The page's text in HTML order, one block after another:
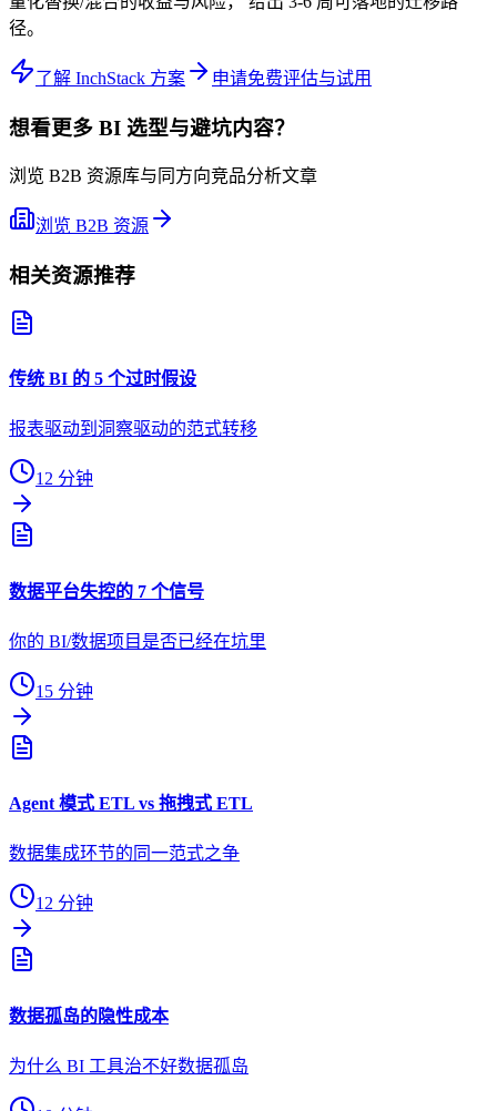
径。
了解 InchStack 方案 申请免费评估与试用
想看更多 BI 选型与避坑内容？
浏览 B2B 资源库与同方向竞品分析文章
浏览 B2B 资源
相关资源推荐
传统 BI 的 5 个过时假设
报表驱动到洞察驱动的范式转移
12 分钟
数据平台失控的 7 个信号
你的 BI/数据项目是否已经在坑里
15 分钟
Agent 模式 ETL vs 拖拽式 ETL
数据集成环节的同一范式之争
12 分钟
数据孤岛的隐性成本
为什么 BI 工具治不好数据孤岛